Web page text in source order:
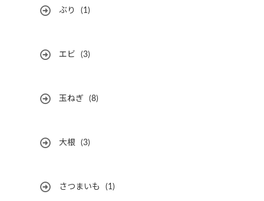
ぶり (1)
エビ (3)
玉ねぎ (8)
大根 (3)
さつまいも (1)